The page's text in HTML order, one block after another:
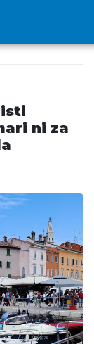
ni za